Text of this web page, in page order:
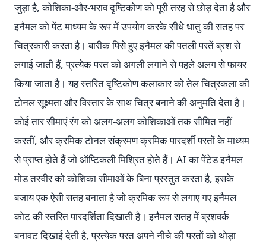
जुड़ा है, कोशिका-और-भराव दृष्टिकोण को पूरी तरह से छोड़ देता है और
इनैमल को पेंट माध्यम के रूप में उपयोग करके सीधे धातु की सतह पर
चित्रकारी करता है। बारीक पिसे हुए इनैमल की पतली परतें ब्रश से
लगाई जाती हैं, प्रत्येक परत को अगली लगाने से पहले अलग से फायर
किया जाता है। यह स्तरित दृष्टिकोण कलाकार को तेल चित्रकला की
टोनल सूक्ष्मता और विस्तार के साथ चित्र बनाने की अनुमति देता है।
कोई तार सीमाएं रंग को अलग-अलग कोशिकाओं तक सीमित नहीं
करतीं, और क्रमिक टोनल संक्रमण क्रमिक पारदर्शी परतों के माध्यम
से प्राप्त होते हैं जो ऑप्टिकली मिश्रित होते हैं। AI का पेंटेड इनैमल
मोड तस्वीर को कोशिका सीमाओं के बिना प्रस्तुत करता है, इसके
बजाय एक ऐसी सतह बनाता है जो क्रमिक रूप से लगाए गए इनैमल
कोट की स्तरित पारदर्शिता दिखाती है। इनैमल सतह में ब्रशवर्क
बनावट दिखाई देती है, प्रत्येक परत अपने नीचे की परतों को थोड़ा